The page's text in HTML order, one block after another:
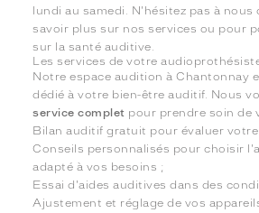
lundi au samedi. N'hésitez pas à
savoir plus sur nos services ou pour
sur la santé auditive.
Les services de votre
Notre espace audition à Chantonnay
dédié à votre bien-être auditif. Nous
service complet pour prendre soin de
Bilan auditif gratuit pour évaluer
Conseils personnalisés pour choisir
adapté à vos besoins ;
Essai d'aides auditives dans des
Ajustement et réglage de vos